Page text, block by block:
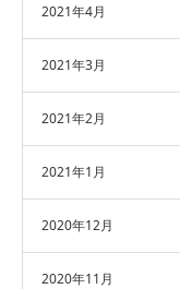
2021年4月
2021年3月
2021年2月
2021年1月
2020年12月
2020年11月